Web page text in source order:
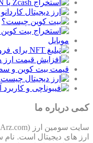
کمی درباره ما
ارز های دیجیتال است.